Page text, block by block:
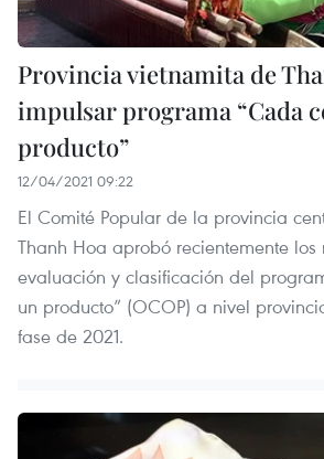
Provincia vietnamita de
impulsar programa “Cada
producto”
12/04/2021 09:22
El Comité Popular de la provincia
Thanh Hoa aprobó recientemente los
evaluación y clasificación del
un producto” (OCOP) a nivel
fase de 2021.